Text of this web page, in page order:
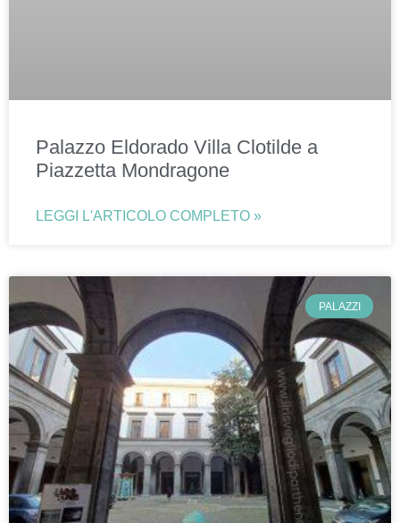
Palazzo Eldorado Villa Clotilde a
Piazzetta Mondragone
LEGGI L'ARTICOLO COMPLETO »
PALAZZI